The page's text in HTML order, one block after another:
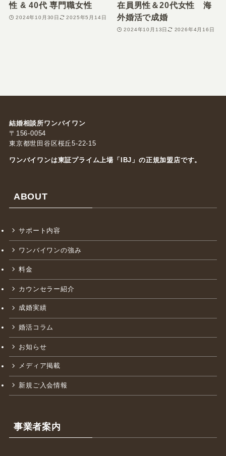
性 & 40代 専門職女性
2024年10月30日 2025年5月14日
在員男性＆20代女性 海
外婚活で成婚
2024年10月13日 2026年4月16日
ABOUT
サポート内容
ワンバイワンの強み
料金
カウンセラー紹介
成婚実績
婚活コラム
お知らせ
新規ご入会情報